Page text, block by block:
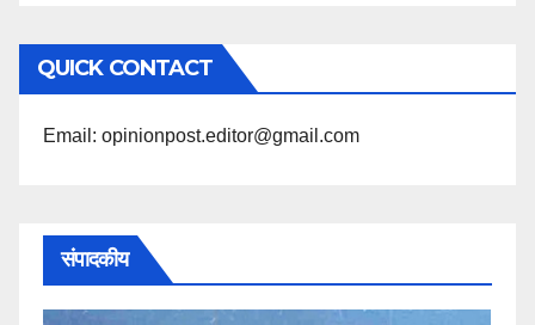
अनुसार
पढ़ें
QUICK CONTACT
Email: opinionpost.editor@gmail.com
संपादकीय